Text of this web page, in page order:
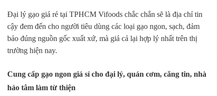
Đại lý gạo giá rẻ tại TPHCM Vifoods chắc chắn sẽ là địa chỉ tin
cậy đem đến cho người tiêu dùng các loại gạo ngon, sạch, đảm
bảo đúng nguồn gốc xuất xứ, mà giá cả lại hợp lý nhất trên thị
trường hiện nay.
Cung cấp gạo ngon giá sỉ cho đại lý, quán cơm, căng tin, nhà
hảo tâm làm từ thiện